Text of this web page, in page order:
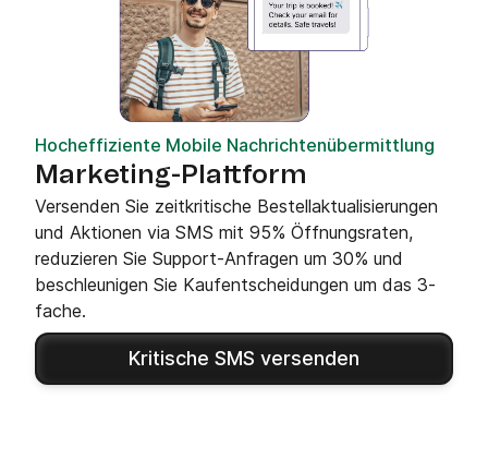
Hocheffiziente Mobile Nachrichtenübermittlung
Marketing-Plattform
Versenden Sie zeitkritische Bestellaktualisierungen
und Aktionen via SMS mit 95% Öffnungsraten,
reduzieren Sie Support-Anfragen um 30% und
beschleunigen Sie Kaufentscheidungen um das 3-
fache.
Kritische SMS versenden